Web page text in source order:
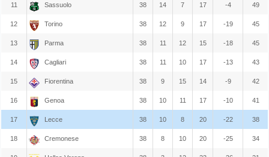
11 Sassuolo 38 14 7 17 -4 49
12 Torino 38 12 9 17 -19 45
13 Parma 38 11 12 15 -18 45
14 Cagliari 38 11 10 17 -13 43
15 Fiorentina 38 9 15 14 -9 42
16 Genoa 38 10 11 17 -10 41
17 Lecce 38 10 8 20 -22 38
18 Cremonese 38 8 10 20 -25 34